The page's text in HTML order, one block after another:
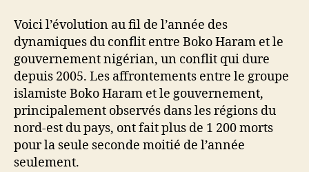
Voici l’évolution au fil de l’année des
dynamiques du conflit entre Boko Haram et le
gouvernement nigérian, un conflit qui dure
depuis 2005. Les affrontements entre le groupe
islamiste Boko Haram et le gouvernement,
principalement observés dans les régions du
nord-est du pays, ont fait plus de 1 200 morts
pour la seule seconde moitié de l’année
seulement.